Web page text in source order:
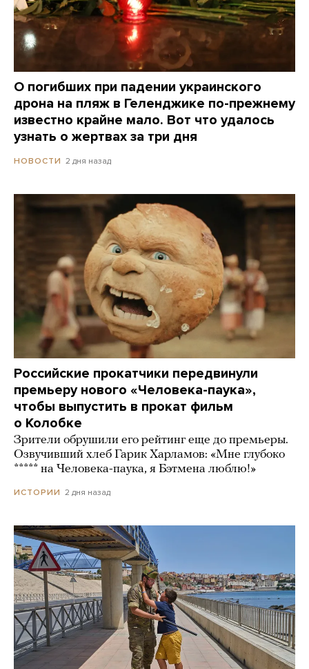
О погибших при падении украинского
дрона на пляж в Геленджике по-прежнему
известно крайне мало. Вот что удалось
узнать о жертвах за три дня
НОВОСТИ 2 дня назад
Российские прокатчики передвинули
премьеру нового «Человека-паука»,
чтобы выпустить в прокат фильм
о Колобке
Зрители обрушили его рейтинг еще до премьеры.
Озвучивший хлеб Гарик Харламов: «Мне глубоко
***** на Человека-паука, я Бэтмена люблю!»
ИСТОРИИ 2 дня назад